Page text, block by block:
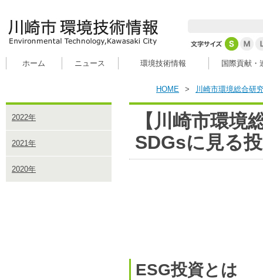
ホーム ニュース 環境技術情報 国際貢献・
HOME > 川崎市環境総合研
2022年
2021年
2020年
【川崎市環境
SDGsに見る
ESG投資とは